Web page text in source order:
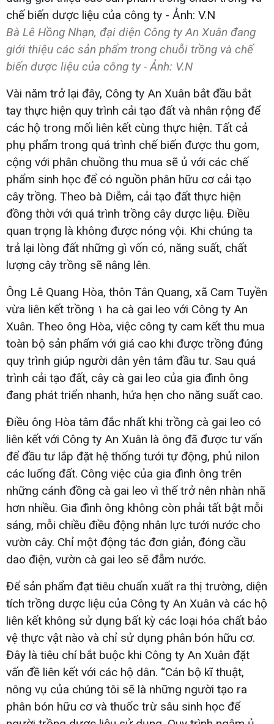
Bà Lê Hồng Nhạn, đại diện Công ty An Xuân đang
giới thiệu các sản phẩm trong chuỗi trồng và chế
biến dược liệu của công ty - Ảnh: V.N
Vài năm trở lại đây, Công ty An Xuân bắt đầu bắt
tay thực hiện quy trình cải tạo đất và nhân rộng để
các hộ trong mối liên kết cùng thực hiện. Tất cả
phụ phẩm trong quá trình chế biến được thu gom,
cộng với phân chuồng thu mua sẽ ủ với các chế
phẩm sinh học để có nguồn phân hữu cơ cải tạo
cây trồng. Theo bà Diễm, cải tạo đất thực hiện
đồng thời với quá trình trồng cây dược liệu. Điều
quan trọng là không được nóng vội. Khi chúng ta
trả lại lòng đất những gì vốn có, năng suất, chất
lượng cây trồng sẽ nâng lên.
Ông Lê Quang Hòa, thôn Tân Quang, xã Cam Tuyền
vừa liên kết trồng ١ ha cà gai leo với Công ty An
Xuân. Theo ông Hòa, việc công ty cam kết thu mua
toàn bộ sản phẩm với giá cao khi được trồng đúng
quy trình giúp người dân yên tâm đầu tư. Sau quá
trình cải tạo đất, cây cà gai leo của gia đình ông
đang phát triển nhanh, hứa hẹn cho năng suất cao.
Điều ông Hòa tâm đắc nhất khi trồng cà gai leo có
liên kết với Công ty An Xuân là ông đã được tư vấn
để đầu tư lắp đặt hệ thống tưới tự động, phủ nilon
các luống đất. Công việc của gia đình ông trên
những cánh đồng cà gai leo vì thế trở nên nhàn nhã
hơn nhiều. Gia đình ông không còn phải tất bật mỗi
sáng, mỗi chiều điều động nhân lực tưới nước cho
vườn cây. Chỉ một động tác đơn giản, đóng cầu
dao điện, vườn cà gai leo sẽ đẫm nước.
Để sản phẩm đạt tiêu chuẩn xuất ra thị trường, diện
tích trồng dược liệu của Công ty An Xuân và các hộ
liên kết không sử dụng bất kỳ các loại hóa chất bảo
vệ thực vật nào và chỉ sử dụng phân bón hữu cơ.
Đây là tiêu chí bắt buộc khi Công ty An Xuân đặt
vấn đề liên kết với các hộ dân. “Cán bộ kĩ thuật,
nông vụ của chúng tôi sẽ là những người tạo ra
phân bón hữu cơ và thuốc trừ sâu sinh học để